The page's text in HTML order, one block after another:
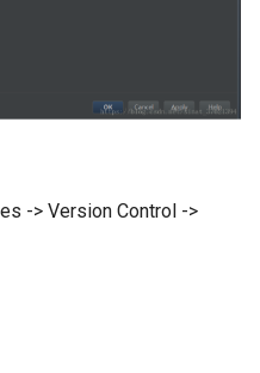
-> Version Control ->